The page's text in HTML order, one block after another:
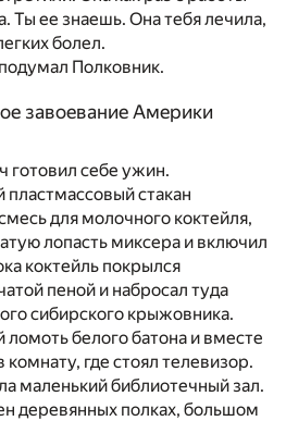
Ты ее знаешь. Она тебя лечила,
болел.
Полковник.
завоевание Америки
готовил себе ужин.
стакан
для молочного коктейля,
лопасть миксера и включил
коктейль покрылся
пеной и набросал туда
сибирского крыжовника.
белого батона и вместе
комнату, где стоял телевизор.
маленький библиотечный зал.
деревянных полках, большом